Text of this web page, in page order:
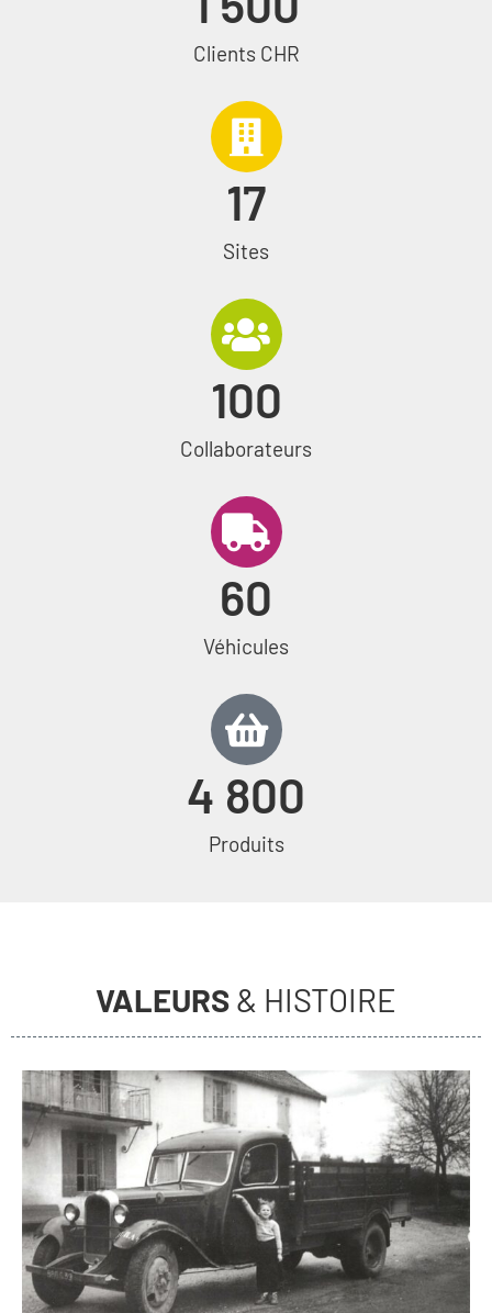
Clients CHR
Sites
17
Collaborateurs
100
Véhicules
60
Produits
4 800
VALEURS & HISTOIRE